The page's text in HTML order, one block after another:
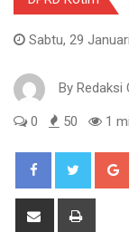
Sabtu, 29
By Redaksi
0 50 1
Share